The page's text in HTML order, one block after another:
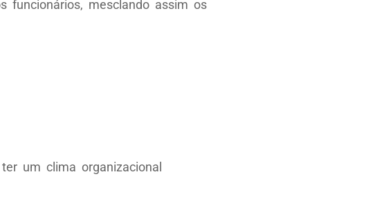
funcionários, mesclando assim os
um clima organizacional